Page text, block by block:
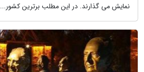
نمایش می گذارند. در این مطلب برترین کشور...